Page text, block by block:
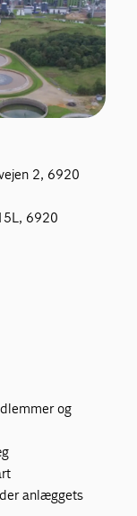
2, 6920
6920
og
anlæggets